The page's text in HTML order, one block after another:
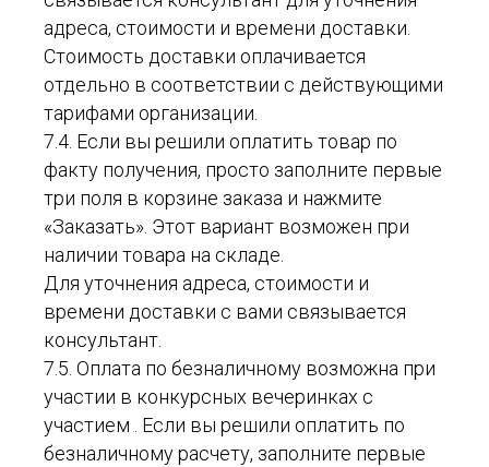
адреса, стоимости и времени доставки.
Стоимость доставки оплачивается
отдельно в соответствии с действующими
тарифами организации.
7.4. Если вы решили оплатить товар по
факту получения, просто заполните первые
три поля в корзине заказа и нажмите
«Заказать». Этот вариант возможен при
наличии товара на складе.
Для уточнения адреса, стоимости и
времени доставки с вами связывается
консультант.
7.5. Оплата по безналичному возможна при
участии в конкурсных вечеринках с
участием . Если вы решили оплатить по
безналичному расчету, заполните первые